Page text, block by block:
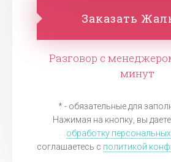
Заказать
Разговор с
минут
* - обязательные для
Нажимая на кнопку, вы
обработку
соглашаетесь c политикой